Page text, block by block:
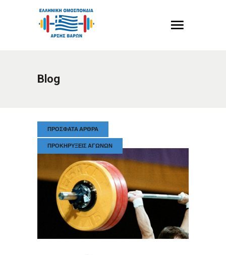
Blog
ΠΡΌΣΦΑΤΑ ΆΡΘΡΑ
ΠΡΟΚΗΡΎΞΕΙΣ ΑΓΏΝΩΝ